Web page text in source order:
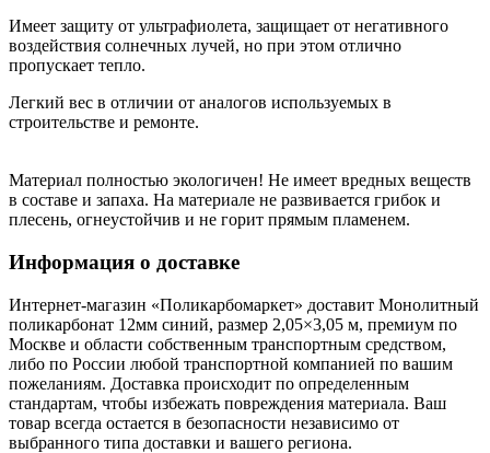
Имеет защиту от ультрафиолета, защищает от негативного
воздействия солнечных лучей, но при этом отлично
пропускает тепло.
Легкий вес в отличии от аналогов используемых в
строительстве и ремонте.
Материал полностью экологичен! Не имеет вредных веществ
в составе и запаха. На материале не развивается грибок и
плесень, огнеустойчив и не горит прямым пламенем.
Информация о доставке
Интернет-магазин «Поликарбомаркет» доставит Монолитный
поликарбонат 12мм синий, размер 2,05×3,05 м, премиум по
Москве и области собственным транспортным средством,
либо по России любой транспортной компанией по вашим
пожеланиям. Доставка происходит по определенным
стандартам, чтобы избежать повреждения материала. Ваш
товар всегда остается в безопасности независимо от
выбранного типа доставки и вашего региона.